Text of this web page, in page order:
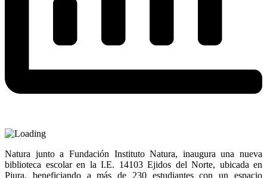
Natura junto a Fundación Instituto Natura, inaugura una nueva
biblioteca escolar en la I.E. 14103 Ejidos del Norte, ubicada en
Piura, beneficiando a más de 230 estudiantes con un espacio